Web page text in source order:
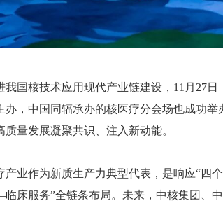
我国核技术应用现代产业链建设，11月27
办，中国同辐承办的核医疗分会场也成功
质量发展凝聚共识、注入新动能。
产业作为新质生产力典型代表，是响应“四
服务”全链条布局。未来，中核集团、中